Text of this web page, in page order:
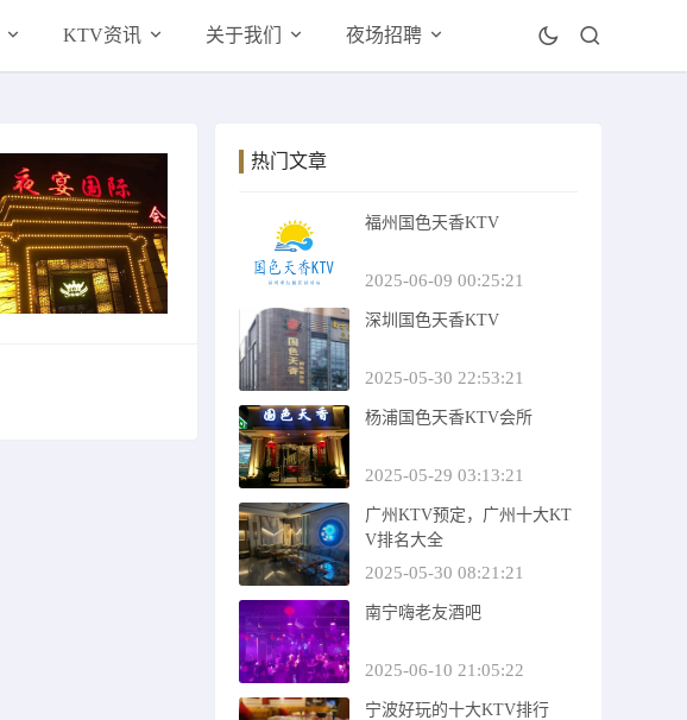
KTV资讯 关于我们 夜场招聘
热门文章
福州国色天香KTV
2025-06-09 00:25:21
深圳国色天香KTV
2025-05-30 22:53:21
杨浦国色天香KTV会所
2025-05-29 03:13:21
广州KTV预定，广州十大KT
V排名大全
2025-05-30 08:21:21
南宁嗨老友酒吧
2025-06-10 21:05:22
宁波好玩的十大KTV排行